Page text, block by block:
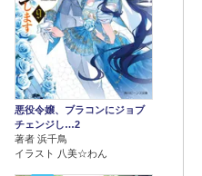
悪役令嬢、ブラコンにジョブ
チェンジし…2
著者 浜千鳥
イラスト 八美☆わん